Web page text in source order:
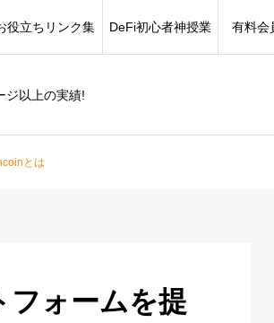
ジ以上の実績!
役立ちリンク集 DeFi初心者神授業 有料会
とは
フォームを提